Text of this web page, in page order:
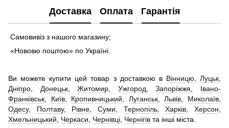
Доставка Оплата Гарантія
Самовивіз з нашого магазину;
«Нововю поштою» по Україні.
Ви можете купити цей товар з доставкою в Вінницю ,Луцьк
Дніпро
Донецьк,Житомир Ужгород ,Запоріжжя
Івано-
Франківськ
Київ, Кропивницький Луганськ,Львів Миколаїв
Одесу, Полтаву, Рівне ,Суми Тернопіль,Харків ,Херсон
Хмельницький
Черкаси Чернівці Чернігів та інші міста.